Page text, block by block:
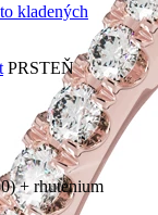
kladených
PRSTEŇ
+ rhutenium